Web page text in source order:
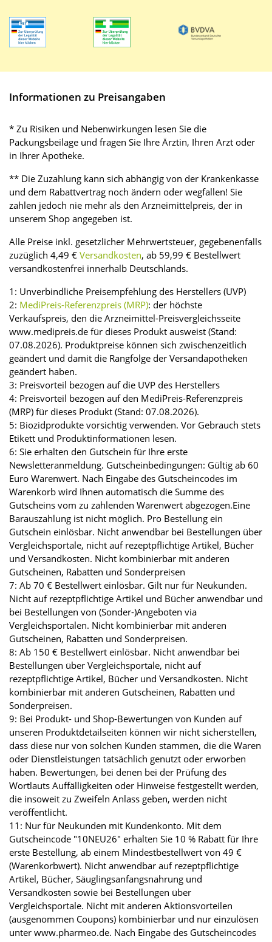
Informationen zu Preisangaben
* Zu Risiken und Nebenwirkungen lesen Sie die
Packungsbeilage und fragen Sie Ihre Ärztin, Ihren Arzt oder
in Ihrer Apotheke.
** Die Zuzahlung kann sich abhängig von der Krankenkasse
und dem Rabattvertrag noch ändern oder wegfallen! Sie
zahlen jedoch nie mehr als den Arzneimittelpreis, der in
unserem Shop angegeben ist.
Alle Preise inkl. gesetzlicher Mehrwertsteuer, gegebenenfalls
zuzüglich 4,49 € Versandkosten, ab 59,99 € Bestellwert
versandkostenfrei innerhalb Deutschlands.
1: Unverbindliche Preisempfehlung des Herstellers (UVP)
2: MediPreis-Referenzpreis (MRP): der höchste
Verkaufspreis, den die Arzneimittel-Preisvergleichsseite
www.medipreis.de für dieses Produkt ausweist (Stand:
07.08.2026). Produktpreise können sich zwischenzeitlich
geändert und damit die Rangfolge der Versandapotheken
geändert haben.
3: Preisvorteil bezogen auf die UVP des Herstellers
4: Preisvorteil bezogen auf den MediPreis-Referenzpreis
(MRP) für dieses Produkt (Stand: 07.08.2026).
5: Biozidprodukte vorsichtig verwenden. Vor Gebrauch stets
Etikett und Produktinformationen lesen.
6: Sie erhalten den Gutschein für Ihre erste
Newsletteranmeldung. Gutscheinbedingungen: Gültig ab 60
Euro Warenwert. Nach Eingabe des Gutscheincodes im
Warenkorb wird Ihnen automatisch die Summe des
Gutscheins vom zu zahlenden Warenwert abgezogen.Eine
Barauszahlung ist nicht möglich. Pro Bestellung ein
Gutschein einlösbar. Nicht anwendbar bei Bestellungen über
Vergleichsportale, nicht auf rezeptpflichtige Artikel, Bücher
und Versandkosten. Nicht kombinierbar mit anderen
Gutscheinen, Rabatten und Sonderpreisen
7: Ab 70 € Bestellwert einlösbar. Gilt nur für Neukunden.
Nicht auf rezeptpflichtige Artikel und Bücher anwendbar und
bei Bestellungen von (Sonder-)Angeboten via
Vergleichsportalen. Nicht kombinierbar mit anderen
Gutscheinen, Rabatten und Sonderpreisen.
8: Ab 150 € Bestellwert einlösbar. Nicht anwendbar bei
Bestellungen über Vergleichsportale, nicht auf
rezeptpflichtige Artikel, Bücher und Versandkosten. Nicht
kombinierbar mit anderen Gutscheinen, Rabatten und
Sonderpreisen.
9: Bei Produkt- und Shop-Bewertungen von Kunden auf
unseren Produktdetailseiten können wir nicht sicherstellen,
dass diese nur von solchen Kunden stammen, die die Waren
oder Dienstleistungen tatsächlich genutzt oder erworben
haben. Bewertungen, bei denen bei der Prüfung des
Wortlauts Auffälligkeiten oder Hinweise festgestellt werden,
die insoweit zu Zweifeln Anlass geben, werden nicht
veröffentlicht.
11: Nur für Neukunden mit Kundenkonto. Mit dem
Gutscheincode "10NEU26" erhalten Sie 10 % Rabatt für Ihre
erste Bestellung, ab einem Mindestbestellwert von 49 €
(Warenkorbwert). Nicht anwendbar auf rezeptpflichtige
Artikel, Bücher, Säuglingsanfangsnahrung und
Versandkosten sowie bei Bestellungen über
Vergleichsportale. Nicht mit anderen Aktionsvorteilen
(ausgenommen Coupons) kombinierbar und nur einzulösen
unter www.pharmeo.de. Nach Eingabe des Gutscheincodes